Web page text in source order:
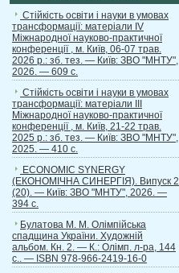
Стійкість освіти і науки в умовах
трансформації: матеріали ІV
Міжнародної науково-практичної
конференції , м. Київ, 06-07 трав.
2026 р.: зб. тез. — Київ: ЗВО "МНТУ",
2026. — 609 с.
Стійкість освіти і науки в умовах
трансформації: матеріали ІІІ
Міжнародної науково-практичної
конференції , м. Київ, 21-22 трав.
2025 р.: зб. тез. — Київ: ЗВО "МНТУ",
2025. — 410 с.
ECONOMIC SYNERGY
(ЕКОНОМІЧНА СИНЕРГІЯ). Випуск 2
(20). — Київ: ЗВО "МНТУ", 2026. —
394 с.
Булатова М. М. Олімпійська
спадщина України. Художній
альбом. Кн. 2. — К.: Олімп. л-ра, 144
с.. — ISBN 978-966-2419-16-0